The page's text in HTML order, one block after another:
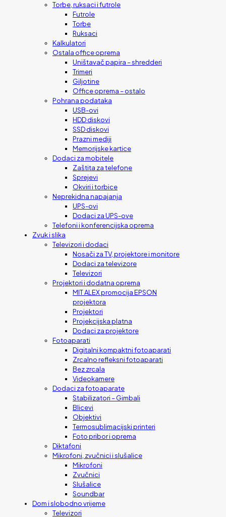
Torbe, ruksaci i futrole
Futrole
Torbe
Ruksaci
Kalkulatori
Ostala office oprema
Uništavač papira – shredderi
Trimeri
Giljotine
Office oprema – ostalo
Pohrana podataka
USB-ovi
HDD diskovi
SSD diskovi
Prazni mediji
Memorijske kartice
Dodaci za mobitele
Zaštita za telefone
Sprejevi
Okviri i torbice
Neprekidna napajanja
UPS-ovi
Dodaci za UPS-ove
Telefoni i konferencijska oprema
Zvuk i slika
Televizori i dodaci
Nosači za TV, projektore i monitore
Dodaci za televizore
Televizori
Projektori i dodatna oprema
MIT ALEX promocija EPSON
projektora
Projektori
Projekcijska platna
Dodaci za projektore
Fotoaparati
Digitalni kompaktni fotoaparati
Zrcalno refleksni fotoaparati
Bez zrcala
Videokamere
Dodaci za fotoaparate
Stabilizatori – Gimbali
Blicevi
Objektivi
Termosublimacijski printeri
Foto pribor i oprema
Diktafoni
Mikrofoni, zvučnici i slušalice
Mikrofoni
Zvučnici
Slušalice
Soundbar
Dom i slobodno vrijeme
Televizori